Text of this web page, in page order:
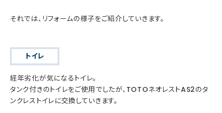
それでは、リフォームの様子をご紹介していきます。
トイレ
経年劣化が気になるトイレ。
タンク付きのトイレをご使用でしたが、TOTOネオレストAS2のタ
ンクレストイレに交換していきます。